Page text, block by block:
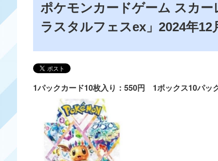
ポケモンカードゲーム スカ
ラスタルフェスex」2024年12
1パックカード10枚入り：550円 1ボックス10パッ